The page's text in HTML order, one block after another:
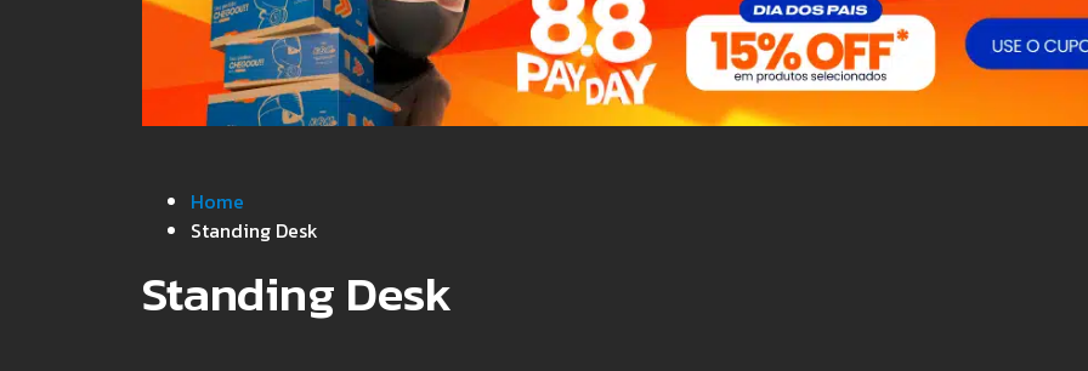
Home
Standing Desk
Standing Desk